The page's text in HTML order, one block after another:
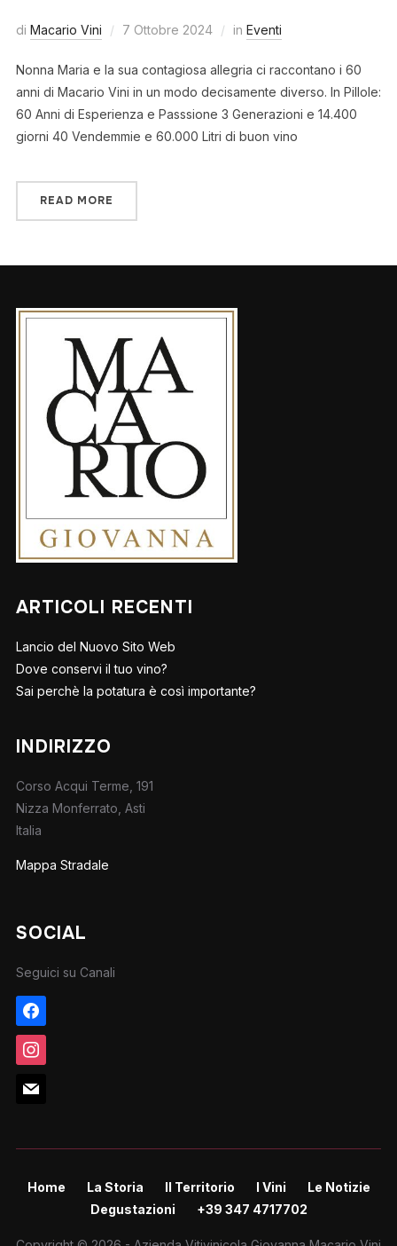
di Macario Vini 7 Ottobre 2024 in Eventi
Nonna Maria e la sua contagiosa allegria ci raccontano i 60
anni di Macario Vini in un modo decisamente diverso. In Pillole:
60 Anni di Esperienza e Passsione 3 Generazioni e 14.400
giorni 40 Vendemmie e 60.000 Litri di buon vino
READ MORE
ARTICOLI RECENTI
Lancio del Nuovo Sito Web
Dove conservi il tuo vino?
Sai perchè la potatura è così importante?
INDIRIZZO
Corso Acqui Terme, 191
Nizza Monferrato, Asti
Italia
Mappa Stradale
SOCIAL
Seguici su Canali
Home La Storia Il Territorio I Vini
Le Notizie
Degustazioni
+39 347 4717702